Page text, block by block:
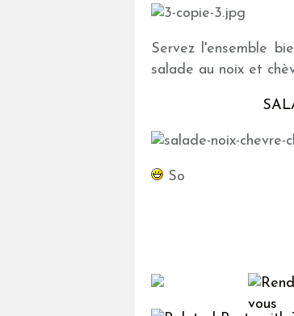
Servez l'ensemble
salade au noix et
So